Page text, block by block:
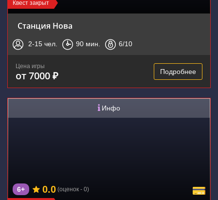
Квест закрыт
Станция Нова
2-15 чел. 90 мин. 6/10
Цена игры
от 7000 ₽ Подробнее
Инфо
6+ 0.0 (оценок - 0)